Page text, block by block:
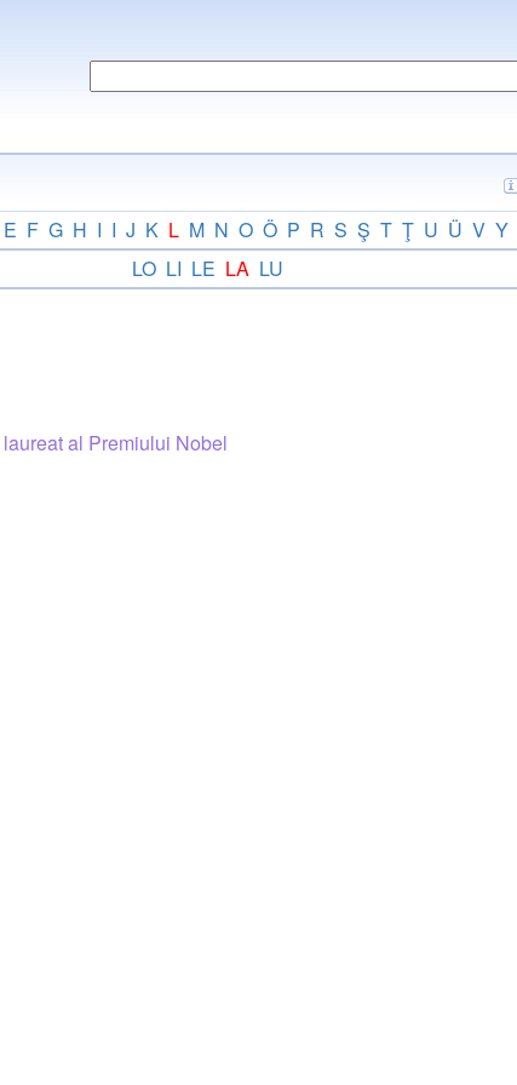
E F G H I I J K L M N O Ö P R S Ş T Ţ U Ü V Y
LO LI LE LA LU
laureat al Premiului Nobel